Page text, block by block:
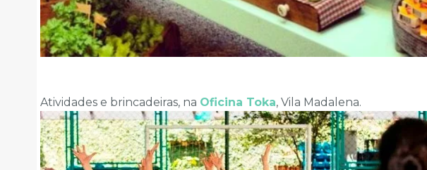
Atividades e brincadeiras, na Oficina Toka, Vila Madalena.